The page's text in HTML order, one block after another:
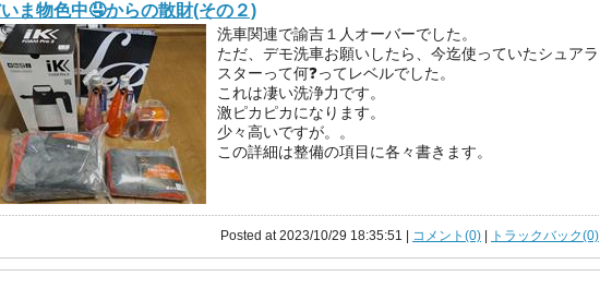
ま物色中🤤からの散財(その２)
洗車関連で諭吉１人オーバーでした。
ただ、デモ洗車お願いしたら、今迄使っていたシュアラ
スターって何❓ってレベルでした。
これは凄い洗浄力です。
激ピカピカになります。
少々高いですが。。
この詳細は整備の項目に各々書きます。
Posted at 2023/10/29 18:35:51 | コメント(0) トラックバック(0)